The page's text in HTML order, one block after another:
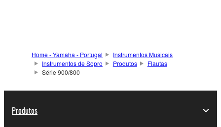
Home - Yamaha - Portugal
Instrumentos Musicais
Instrumentos de Sopro
Produtos
Flautas
Série 900/800
Produtos